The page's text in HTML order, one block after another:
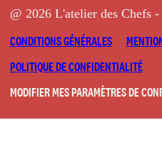
@ 2026 L'atelier des Chefs
CONDITIONS GÉNÉRALES
POLITIQUE DE CONFIDENTIALITÉ
MODIFIER MES PARAMÈTRES DE